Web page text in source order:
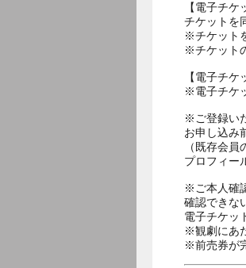
【電子チケ
チケットを
※チケット
※チケット
【電子チケ
※電子チケ
※ご登録い
お申し込み
（既存会
プロフィー
※ご本人確
確認できな
電子チケッ
※観劇にあ
※前売券が